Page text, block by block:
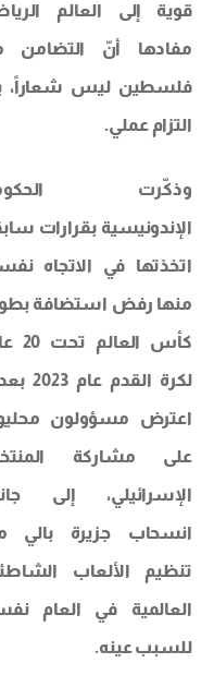
قوية إلى العالم الرياضي
مفادها أنّ التضامن مع
فلسطين ليس شعاراً، بل
التزام عملي.
وذكّرت الحكومة
الإندونيسية بقرارات سابقة
اتخذتها في الاتجاه نفسه،
منها رفض استضافة بطولة
كأس العالم تحت 20 عاماً
لكرة القدم عام 2023 بعدما
اعترض مسؤولون محليون
على مشاركة المنتخب
الإسرائيلي، إلى جانب
انسحاب جزيرة بالي من
تنظيم الألعاب الشاطئية
العالمية في العام نفسه
للسبب عينه.